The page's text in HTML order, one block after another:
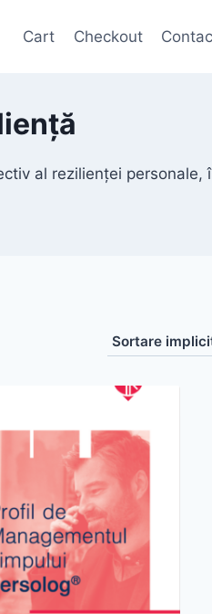
Cart Checkout
al rezilienței personale,